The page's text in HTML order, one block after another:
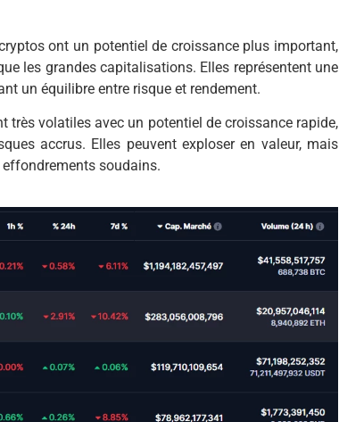
ont un potentiel de croissance plus important,
les grandes capitalisations. Elles représentent une
un équilibre entre risque et rendement.
très volatiles avec un potentiel de croissance rapide,
accrus. Elles peuvent exploser en valeur, mais
soudains.